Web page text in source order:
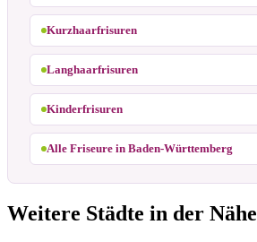
Kurzhaarfrisuren
Langhaarfrisuren
Kinderfrisuren
Alle Friseure in Baden-Württemberg
Weitere Städte in der Nähe